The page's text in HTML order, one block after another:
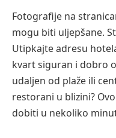
Fotografije na
mogu biti uljepšane.
Utipkajte adresu
kvart siguran i dobro
udaljen od plaže ili
restorani u blizini?
dobiti u nekoliko